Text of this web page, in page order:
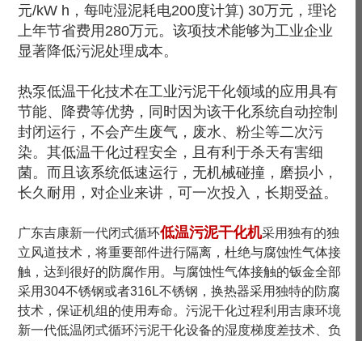
元/kW h，每吨湿泥耗电200度计算) 30万元，理论
上年节省费用280万元。该项技术能够为工业企业
显著降低污泥处理成本。
热泵低温干化技术在工业污泥干化领域的应用具有
节能、降费等优势，同时因为该干化系统自动控制
封闭运行，不会产生废气，废水、粉尘等二次污
染。其低温干化过程安全，且有利于杀天有害细
菌。而且该系统低速运行，无机械碰撞，磨损小，
长久耐用，对企业来讲，可一次投入，长期受益。
广东吉康新一代闭式循环低温污泥干化机采用独有的独
立风道技术，将重要部件进行隔离，杜绝与腐蚀性气体接
触，达到很好的防腐作用。与腐蚀性气体接触的钣金全部
采用304不锈钢或者316L不锈钢，换热器采用独特的防腐
技术，保证机组的使用寿命。污泥干化过程利用吉康环境
新一代低温闭式循环污泥干化设备的湿度梯度差技术、负